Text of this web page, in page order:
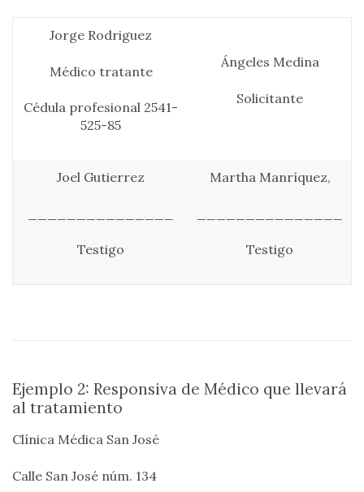
Jorge Rodriguez
Médico tratante
Cédula profesional 2541-
525-85
Ángeles Medina
Solicitante
Joel Gutierrez
Testigo
Martha Manríquez,
Testigo
Ejemplo 2: Responsiva de Médico que llevará
al tratamiento
Clínica Médica San José
Calle San José núm. 134